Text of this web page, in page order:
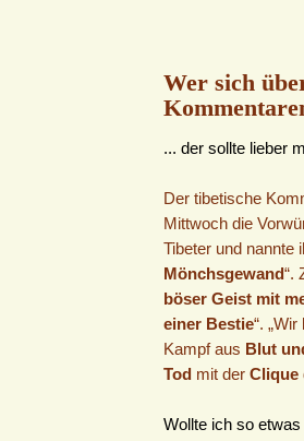
Wer sich
... der sollte lieber
Der tibetische
Mittwoch die
Tibeter und nannte
Mönchsgewand“.
böser Geist mit
einer Bestie“.
Kampf aus Blut
Tod mit der Clique
Wollte ich so